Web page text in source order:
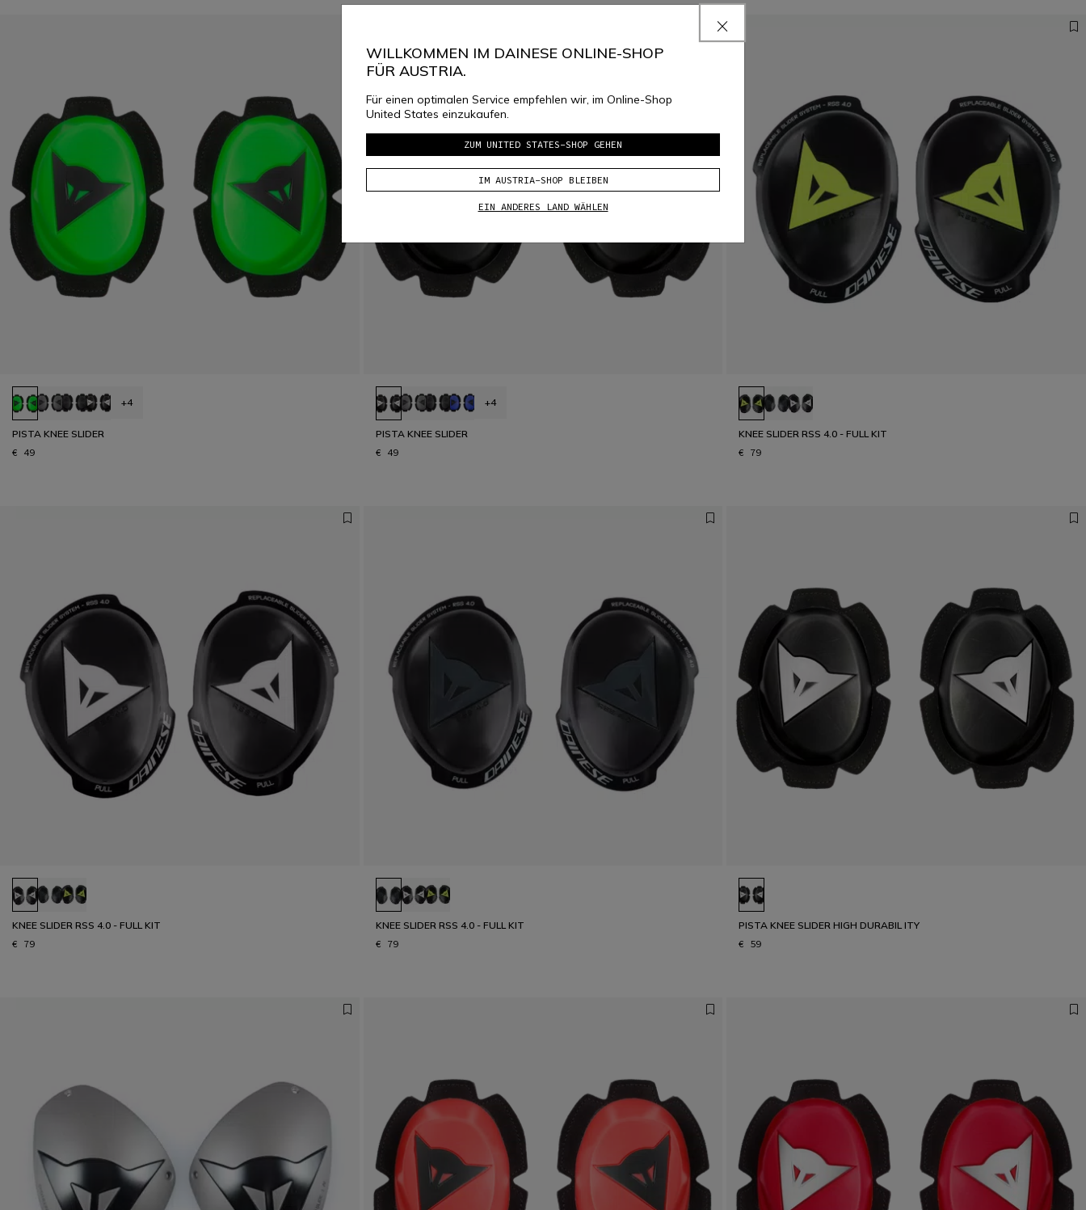
+4
PISTA KNEE SLIDER
€ 49
+4
PISTA KNEE SLIDER
€ 49
KNEE SLIDER RSS 4.0 - FULL KIT
€ 79
KNEE SLIDER RSS 4.0 - FULL KIT
€ 79
KNEE SLIDER RSS 4.0 - FULL KIT
€ 79
PISTA KNEE SLIDER HIGH DURABIL ITY
€ 59
WILLKOMMEN IM DAINESE ONLINE-SHOP
FÜR AUSTRIA.
Für einen optimalen Service empfehlen wir, im Online-Shop
United States einzukaufen.
ZUM UNITED STATES-SHOP GEHEN
IM AUSTRIA-SHOP BLEIBEN
EIN ANDERES LAND WÄHLEN